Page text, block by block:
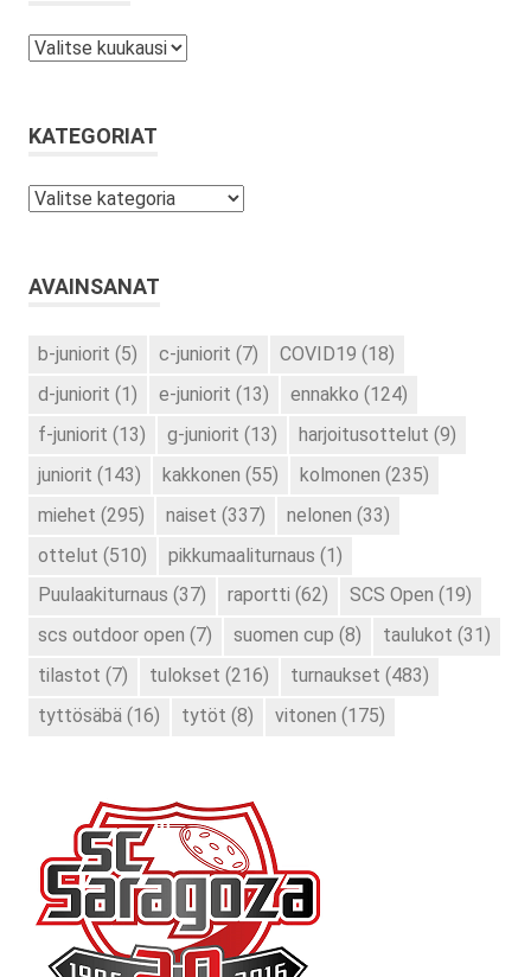
Arkistot
KATEGORIAT
Kategoriat
AVAINSANAT
b-juniorit (5) c-juniorit (7) COVID19 (18)
d-juniorit (1) e-juniorit (13) ennakko (124)
f-juniorit (13) g-juniorit (13) harjoitusottelut (9)
juniorit (143) kakkonen (55) kolmonen (235)
miehet (295) naiset (337) nelonen (33)
ottelut (510) pikkumaaliturnaus (1)
Puulaakiturnaus (37) raportti (62) SCS Open (19)
scs outdoor open (7) suomen cup (8) taulukot (31)
tilastot (7) tulokset (216) turnaukset (483)
tyttösäbä (16) tytöt (8) vitonen (175)